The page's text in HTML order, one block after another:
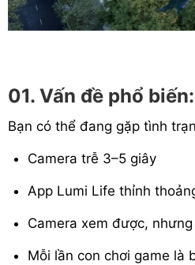
01. Vấn đề phổ
Bạn có thể đang gặp tình
Camera trễ 3–5 giây
App Lumi Life thỉnh
Camera xem được,
Mỗi lần con chơi game là